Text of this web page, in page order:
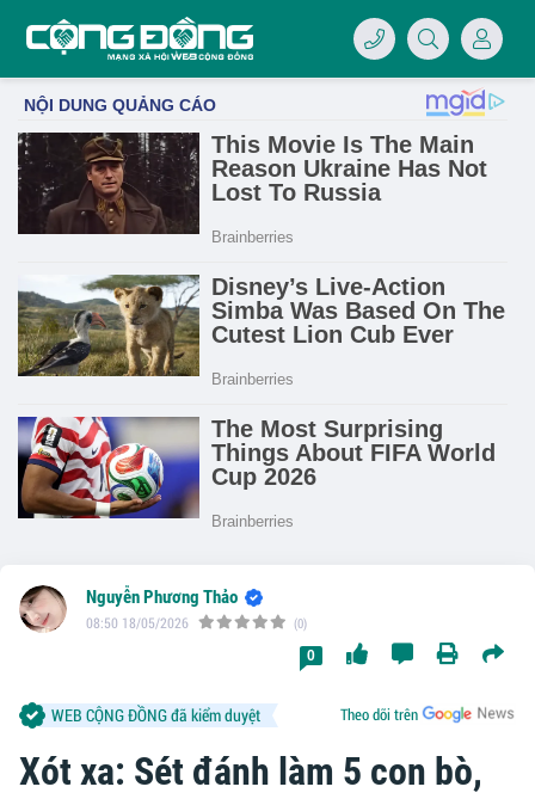
Xót xa: Sét đánh làm 5 con bò,
Nguyễn Phương Thảo
08:50 18/05/2026 (0)
0
Theo dõi trên
WEB CỘNG ĐỒNG đã kiểm duyệt
07/LOGO-